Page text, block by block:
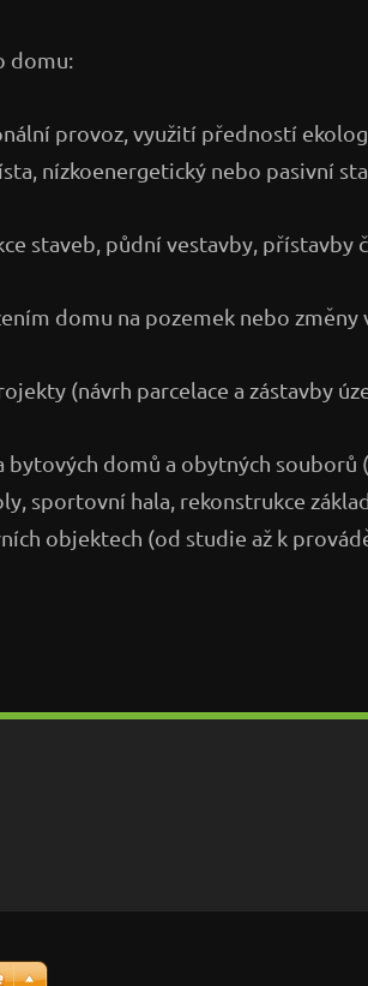
domu:
provoz, využití předností
nízkoenergetický nebo pasivní
staveb, půdní vestavby, přístavby
domu na pozemek nebo
(návrh parcelace a zástavby
bytových domů a obytných
sportovní hala, rekonstrukce
objektech (od studie až k